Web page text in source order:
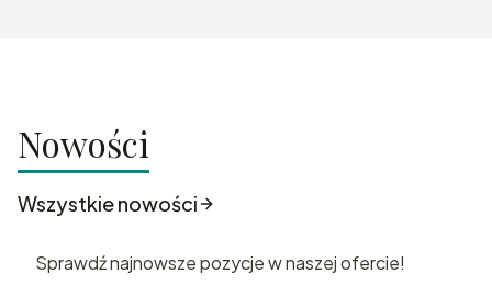
Nowości
Wszystkie nowości
Sprawdź najnowsze pozycje w naszej ofercie!